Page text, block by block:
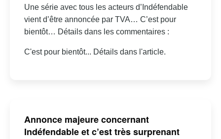
Une série avec tous les acteurs d’Indéfendable
vient d’être annoncée par TVA… C’est pour
bientôt… Détails dans les commentaires :
C'est pour bientôt... Détails dans l'article.
Annonce majeure concernant
Indéfendable et c’est très surprenant